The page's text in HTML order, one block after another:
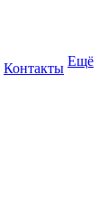
Контакты Ещё